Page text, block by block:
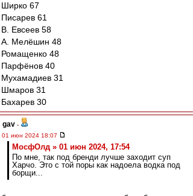
Ширко 67
Писарев 61
В. Евсеев 58
А. Мелёшин 48
Ромащенко 48
Парфёнов 40
Мухамадиев 31
Шмаров 31
Бахарев 30
gav -
01 июн 2024 18:07
МосфОлд » 01 июн 2024, 17:54
По мне, так под бренди лучше заходит суп
Харчо. Это с той поры как надоела водка под
борщи...